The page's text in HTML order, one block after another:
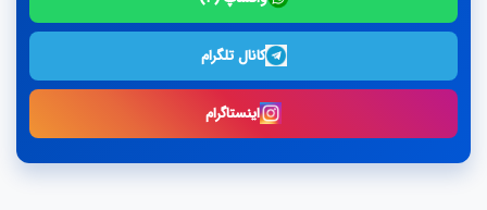
کانال تلگرام
اینستاگرام